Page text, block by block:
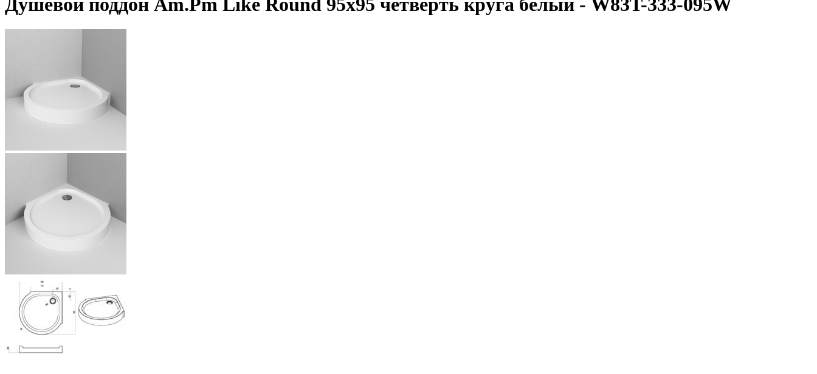
Душевой поддон Am.Pm Like Round 95x95 четверть круга белый - W83T-333-095W